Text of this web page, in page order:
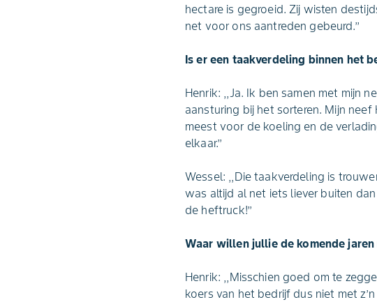
hectare is gegroeid. Zij wisten
net voor ons aantreden gebeurd.’’
Is er een taakverdeling binnen het
Henrik: ,,Ja. Ik ben samen met mijn
aansturing bij het sorteren. Mijn
meest voor de koeling en de
elkaar.’’
Wessel: ,,Die taakverdeling is
was altijd al net iets liever buiten
de heftruck!’’
Waar willen jullie de komende
Henrik: ,,Misschien goed om te
koers van het bedrijf dus niet met